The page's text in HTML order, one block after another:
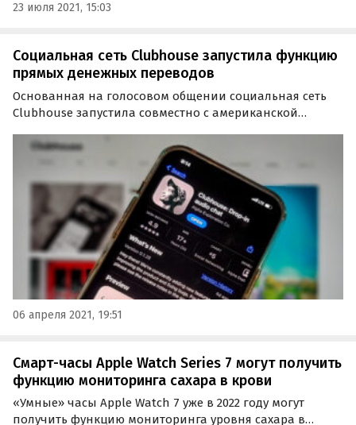
23 июля 2021, 15:03
Социальная сеть Clubhouse запустила функцию
прямых денежных переводов
Основанная на голосовом общении социальная сеть
Clubhouse запустила совместно с американской
переводов Clubhouse Payments. Пользователи соцсети
получат возможность отправлять деньги друг другу.
06 апреля 2021, 19:51
Смарт-часы Apple Watch Series 7 могут получить
функцию мониторинга сахара в крови
«Умные» часы Apple Watch 7 уже в 2022 году могут
получить функцию мониторинга уровня сахара в